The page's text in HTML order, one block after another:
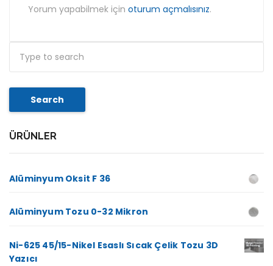
Yorum yapabilmek için oturum açmalısınız.
Search
ÜRÜNLER
Alüminyum Oksit F 36
Alüminyum Tozu 0-32 Mikron
Ni-625 45/15-Nikel Esaslı Sıcak Çelik Tozu 3D
Yazıcı